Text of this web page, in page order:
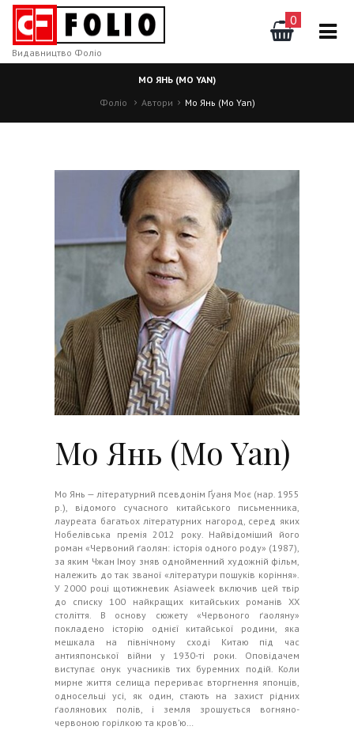
0
Видавництво Фоліо
МО ЯНЬ (MO YAN)
Фоліо
Автори Мо Янь (Mo Yan)
Мо Янь (Mo Yan)
Мо Янь — літературний псевдонім Ґуаня Моє (нар. 1955
р.), відомого сучасного китайського письменника,
лауреата багатьох літературних нагород, серед яких
Нобелівська премія 2012 року. Найвідоміший його
роман «Червоний ґаолян: історія одного роду» (1987),
за яким Чжан Імоу зняв однойменний художній фільм,
належить до так званої «літератури пошуків коріння».
У 2000 році щотижневик Asiaweek включив цей твір
до списку 100 найкращих китайських романів ХХ
століття. В основу сюжету «Червоного ґаоляну»
покладено історію однієї китайської родини, яка
мешкала на північному сході Китаю під час
антияпонської війни у 1930-ті роки. Оповідачем
виступає онук учасників тих буремних подій. Коли
мирне життя селища перериває вторгнення японців,
односельці усі, як один, стають на захист рідних
ґаолянових полів, і земля зрошується вогняно-
червоною горілкою та кров’ю…